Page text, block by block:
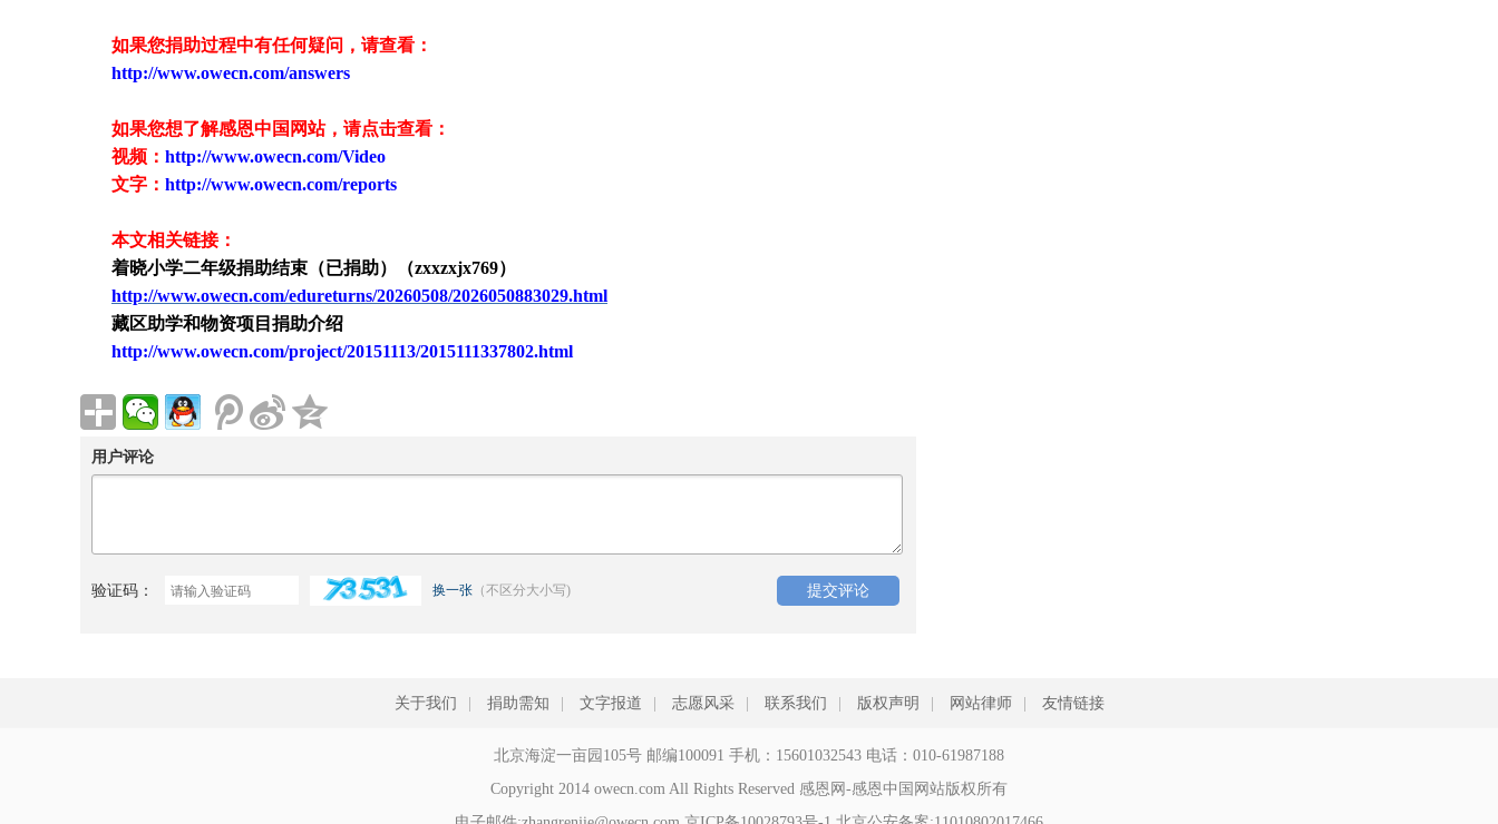
如果您捐助过程中有任何疑问，请查看 ：
http://www.owecn.com/answers
如果您想了解感恩中国网站，请点击查看：
视频： http://www.owecn.com/Video
文字： http://www.owecn.com/reports
本文相关链接：
着晓小学二年级捐助结束（已捐助）（zxxzxjx769）
http://www.owecn.com/edureturns/20260508/2026050883029.html
藏区助学和物资项目捐助介绍
http://www.owecn.com/project/20151113/2015111337802.html
用户评论
验证码： 换一张 （不区分大小写)
关于我们 捐助需知 文字报道 志愿风采 联系我们 版权声明 网站律师 友情链接
北京海淀一亩园105号 邮编100091 手机：15601032543 电话：010-61987188
Copyright 2014 owecn.com All Rights Reserved 感恩网-感恩中国网站版权所有